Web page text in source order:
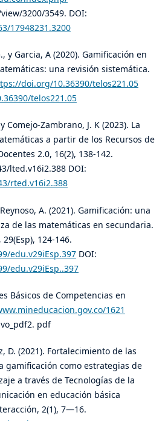
3200/3549. DOI:
17948231.3200
y Garcia, A (2020). Gamificación en
una revisión sistemática.
doi.org/10.36390/telos221.05
telos221.05
Comejo-Zambrano, J. K (2023). La
a partir de los Recursos de
2.0, 16(2), 138-142.
lted.v16i2.388 DOI:
rted.v16i2.388
A. (2021). Gamificación: una
de las matemáticas en secundaria.
29(Esp), 124-146.
edu.v29iEsp.397DOI:
edu.v29iEsp..397
Básicos de Competencias en
1621
pdf
D. (2021). Fortalecimiento de las
gamificación como estrategias de
a través de Tecnologías de la
en educación básica
2(1), 7—16.